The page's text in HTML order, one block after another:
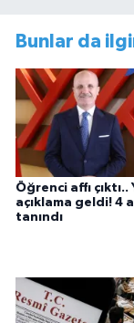
Bunlar da
Öğrenci affı çıktı..
açıklama geldi! 4
tanındı